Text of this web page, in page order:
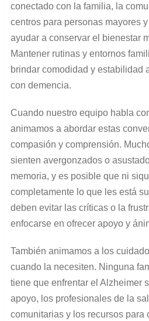
conectado con la familia, la
centros para personas mayores
ayudar a conservar el bienestar
Mantener rutinas y entornos
brindar comodidad y estabilidad
con demencia.
Cuando nuestro equipo habla
animamos a abordar estas
compasión y comprensión.
sienten avergonzados o
memoria, y es posible que ni
completamente lo que les está
deben evitar las críticas o la
enfocarse en ofrecer apoyo y
También animamos a los
cuando la necesiten. Ninguna
tiene que enfrentar el Alzheimer
apoyo, los profesionales de la
comunitarias y los recursos para